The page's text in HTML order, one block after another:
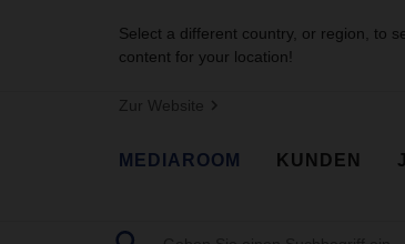
Select a different country, or region, to
content for your location!
Zur Website
MEDIAROOM KUNDEN